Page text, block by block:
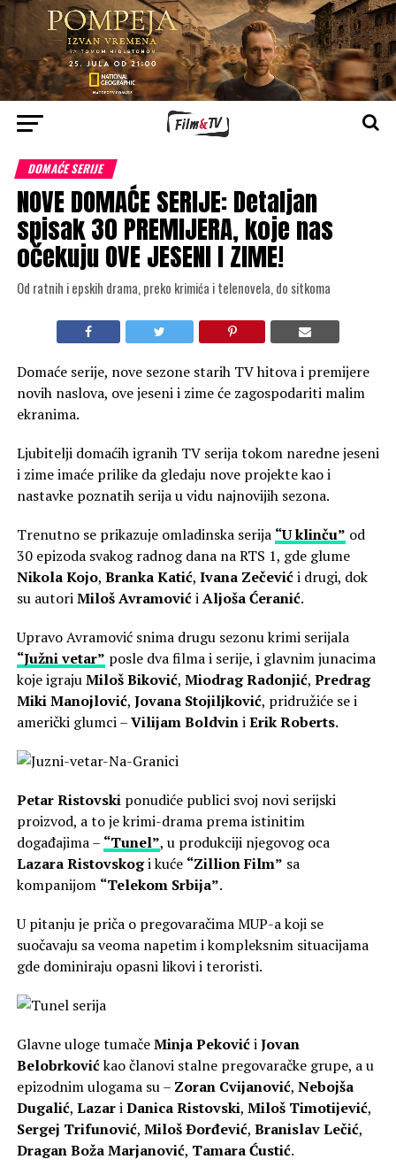
DOMAĆE SERIJE
NOVE DOMAĆE SERIJE: Detaljan
spisak 30 PREMIJERA, koje nas
očekuju OVE JESENI I ZIME!
Od ratnih i epskih drama, preko krimića i telenovela, do sitkoma
Domaće serije, nove sezone starih TV hitova i premijere
novih naslova, ove jeseni i zime će zagospodariti malim
ekranima.
Ljubitelji domaćih igranih TV serija tokom naredne jeseni
i zime imaće prilike da gledaju nove projekte kao i
nastavke poznatih serija u vidu najnovijih sezona.
Trenutno se prikazuje omladinska serija “U klinču” od
30 epizoda svakog radnog dana na RTS 1, gde glume
Nikola Kojo, Branka Katić, Ivana Zečevići drugi, dok
su autoriMiloš AvramovićiAljoša Ćeranić.
Upravo Avramović snima drugu sezonu krimi serijala
“Južni vetar” posle dva filma i serije, i glavnim junacima
koje igrajuMiloš Biković, Miodrag Radonjić, Predrag
Miki Manojlović, Jovana Stojiljković, pridružiće se i
američki glumci –Vilijam BoldviniErik Roberts.
Petar Ristovskiponudiće publici svoj novi serijski
proizvod, a to je krimi-drama prema istinitim
događajima – “Tunel”, u produkciji njegovog oca
Lazara Ristovskogi kuće “Zillion Film” sa
kompanijom “Telekom Srbija”.
U pitanju je priča o pregovaračima MUP-a koji se
suočavaju sa veoma napetim i kompleksnim situacijama
gde dominiraju opasni likovi i teroristi.
Glavne uloge tumačeMinja PekovićiJovan
Belobrkovićkao članovi stalne pregovaračke grupe, a u
epizodnim ulogama su – Zoran Cvijanović, Nebojša
Dugalić, LazariDanica Ristovski, Miloš Timotijević,
Sergej Trifunović, Miloš Ðorđević, Branislav Lečić,
Dragan Boža Marjanović, Tamara Ćustić.